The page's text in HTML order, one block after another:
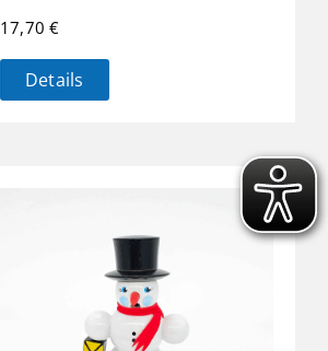
17,70€
Details